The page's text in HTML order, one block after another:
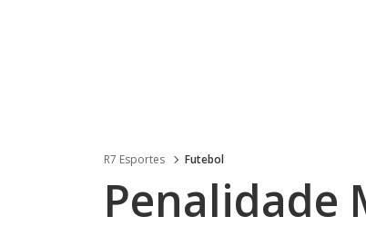
R7 Esportes Futebol
Penalidade